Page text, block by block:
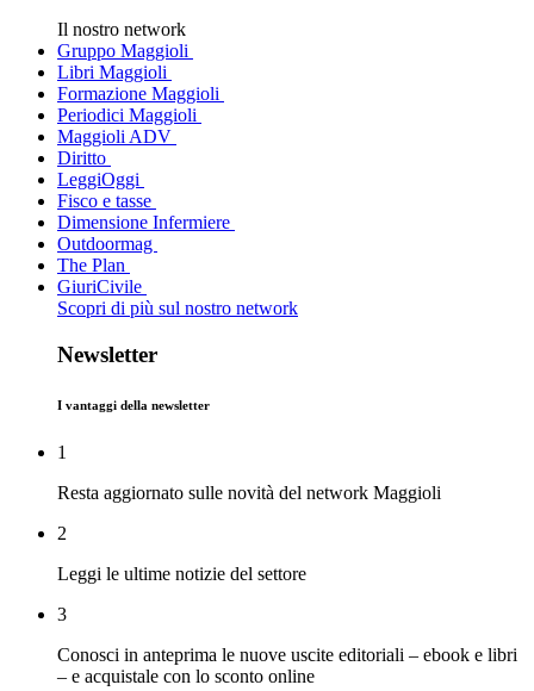
Il nostro network
Gruppo Maggioli
Libri Maggioli
Formazione Maggioli
Periodici Maggioli
Maggioli ADV
Diritto
LeggiOggi
Fisco e tasse
Dimensione Infermiere
Outdoormag
The Plan
GiuriCivile
Scopri di più sul nostro network
Newsletter
I vantaggi della newsletter
1
Resta aggiornato sulle novità del network Maggioli
2
Leggi le ultime notizie del settore
3
Conosci in anteprima le nuove uscite editoriali – ebook e libri
– e acquistale con lo sconto online